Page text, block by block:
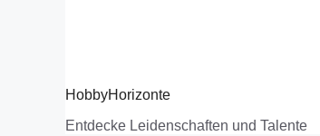
HobbyHorizonte
Entdecke Leidenschaften und Talente